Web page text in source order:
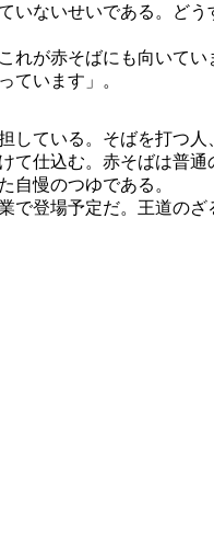
いないせいである。
が赤そばにも向いて
ています」。
している。そばを打つ
仕込む。赤そばは普
自慢のつゆである。
で登場予定だ。王道の